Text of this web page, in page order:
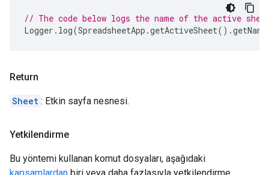
// The code below logs the name of the active
Logger . log(SpreadsheetApp .getActiveSheet().getName
Return
Sheet : Etkin sayfa nesnesi.
Yetkilendirme
Bu yöntemi kullanan komut dosyaları, aşağıdaki